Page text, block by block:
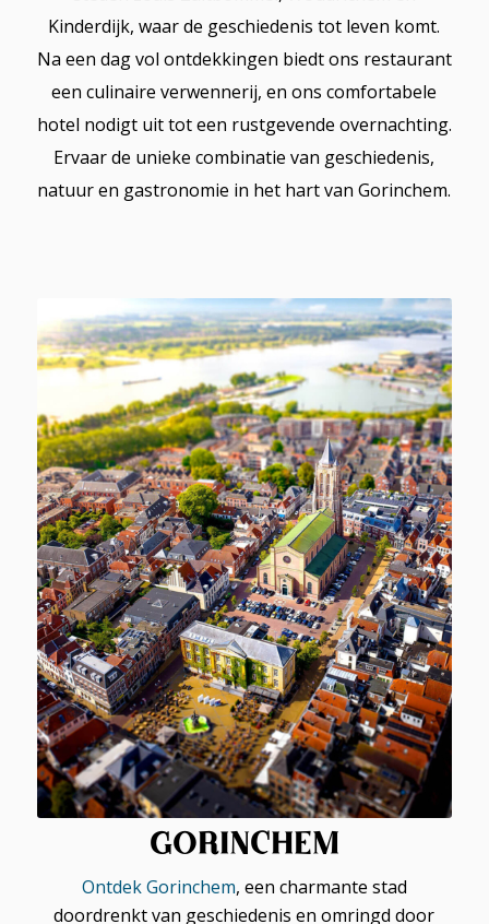
Kinderdijk, waar de geschiedenis tot leven komt.
Na een dag vol ontdekkingen biedt ons restaurant
een culinaire verwennerij, en ons comfortabele
hotel nodigt uit tot een rustgevende overnachting.
Ervaar de unieke combinatie van geschiedenis,
natuur en gastronomie in het hart van Gorinchem.
GORINCHEM
Ontdek Gorinchem, een charmante stad
doordrenkt van geschiedenis en omringd door